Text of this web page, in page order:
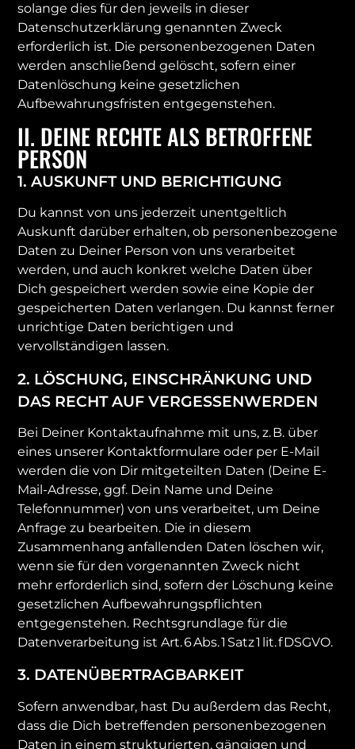
solange dies für den jeweils in dieser
Datenschutzerklärung genannten Zweck
erforderlich ist. Die personenbezogenen Daten
werden anschließend gelöscht, sofern einer
Datenlöschung keine gesetzlichen
Aufbewahrungsfristen entgegenstehen.
II. DEINE RECHTE ALS BETROFFENE
PERSON
1. AUSKUNFT UND BERICHTIGUNG
Du kannst von uns jederzeit unentgeltlich
Auskunft darüber erhalten, ob personenbezogene
Daten zu Deiner Person von uns verarbeitet
werden, und auch konkret welche Daten über
Dich gespeichert werden sowie eine Kopie der
gespeicherten Daten verlangen. Du kannst ferner
unrichtige Daten berichtigen und
vervollständigen lassen.
2. LÖSCHUNG, EINSCHRÄNKUNG UND
DAS RECHT AUF VERGESSENWERDEN
Bei Deiner Kontaktaufnahme mit uns, z. B. über
eines unserer Kontaktformulare oder per E-Mail
werden die von Dir mitgeteilten Daten (Deine E-
Mail-Adresse, ggf. Dein Name und Deine
Telefonnummer) von uns verarbeitet, um Deine
Anfrage zu bearbeiten. Die in diesem
Zusammenhang anfallenden Daten löschen wir,
wenn sie für den vorgenannten Zweck nicht
mehr erforderlich sind, sofern der Löschung keine
gesetzlichen Aufbewahrungspflichten
entgegenstehen. Rechtsgrundlage für die
Datenverarbeitung ist Art. 6 Abs. 1 Satz 1 lit. f DSGVO.
3. DATENÜBERTRAGBARKEIT
Sofern anwendbar, hast Du außerdem das Recht,
dass die Dich betreffenden personenbezogenen
Daten in einem strukturierten, gängigen und